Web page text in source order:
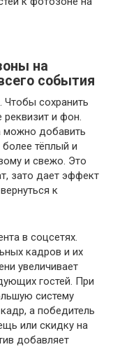
на
события
Чтобы сохранить
реквизит и фон.
можно добавить
тёплый и
и свежо. Это
зато дает эффект
к
в соцсетях.
кадров и их
увеличивает
гостей. При
систему
а победитель
или скидку на
добавляет